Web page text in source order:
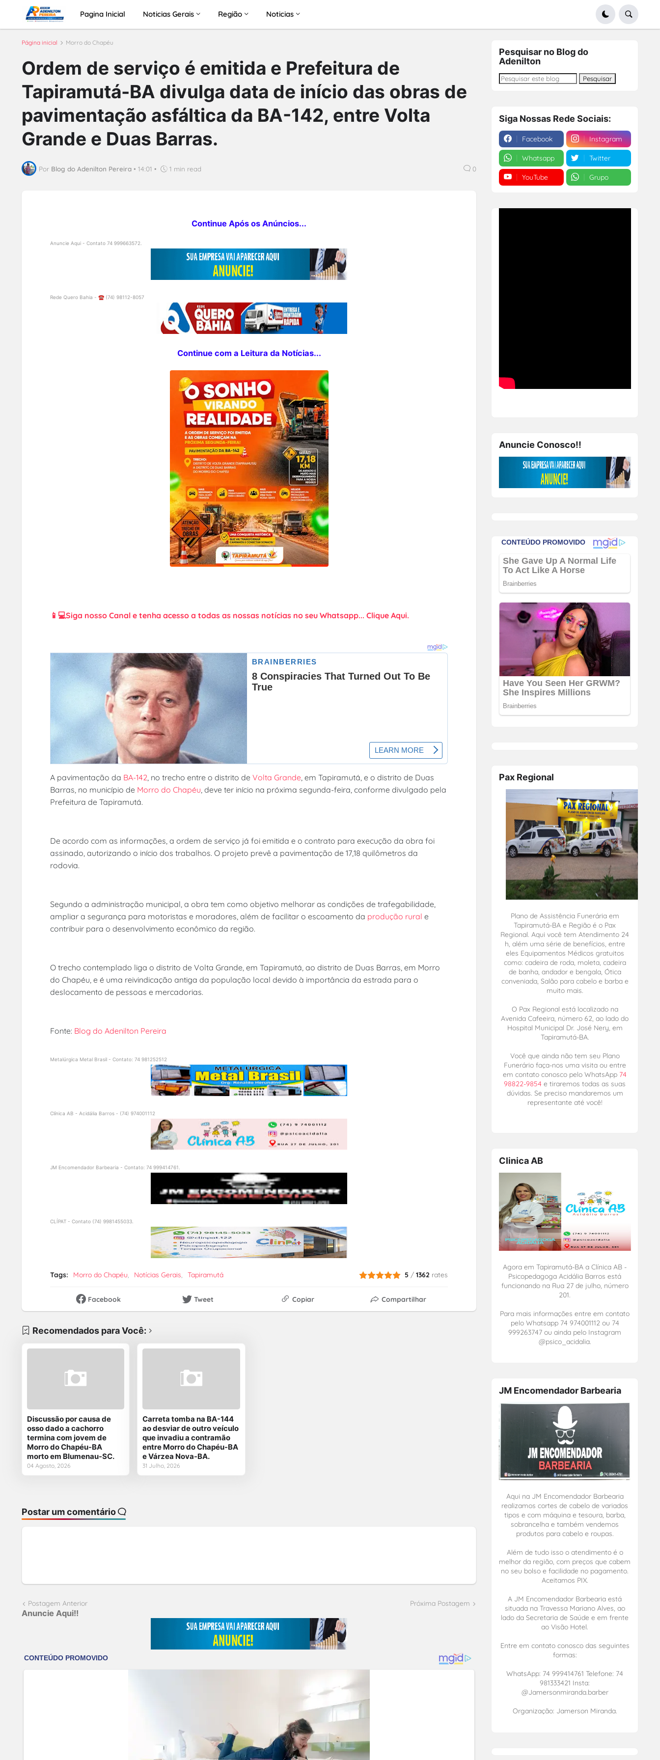
Pagina Inicial Noticias Gerais Região Noticias
Página inicial Morro do Chapéu
Ordem de serviço é emitida e Prefeitura de
Tapiramutá-BA divulga data de início das obras de
pavimentação asfáltica da BA-142, entre Volta
Grande e Duas Barras.
Por Blog do Adenilton Pereira • 14:01 • 1 min read 0
Continue Após os Anúncios...
Anuncie Aqui - Contato 74 999663572.
Rede Quero Bahia - ☎️ (74) 98112-8057
Continue com a Leitura da Notícias...
📱💻Siga nosso Canal e tenha acesso a todas as nossas notícias no seu Whatsapp... Clique Aqui.
A pavimentação da BA-142 , no trecho entre o distrito de Volta Grande , em Tapiramutá, e o distrito de Duas
Barras, no município de Morro do Chapéu , deve ter início na próxima segunda-feira, conforme divulgado pela
Prefeitura de Tapiramutá.
De acordo com as informações, a ordem de serviço já foi emitida e o contrato para execução da obra foi
assinado, autorizando o início dos trabalhos. O projeto prevê a pavimentação de 17,18 quilômetros da
rodovia.
Segundo a administração municipal, a obra tem como objetivo melhorar as condições de trafegabilidade,
ampliar a segurança para motoristas e moradores, além de facilitar o escoamento da produção rural e
contribuir para o desenvolvimento econômico da região.
O trecho contemplado liga o distrito de Volta Grande, em Tapiramutá, ao distrito de Duas Barras, em Morro
do Chapéu, e é uma reivindicação antiga da população local devido à importância da estrada para o
deslocamento de pessoas e mercadorias.
Fonte: Blog do Adenilton Pereira
Metalúrgica Metal Brasil - Contato: 74 981252512
Clínica AB - Acidália Barros - (74) 974001112
JM Encomendador Barbearia - Contato: 74 999414761.
CLÍPAT - Contato (74) 9981455033.
Tags: Morro do Chapéu Notícias Gerais Tapiramutá 5 /1362 rates
Facebook Tweet Copiar Compartilhar
Recomendados para Você:
Discussão por causa de
osso dado a cachorro
termina com jovem de
Morro do Chapéu-BA
morto em Blumenau-SC.
04 Agosto, 2026
Carreta tomba na BA-144
ao desviar de outro veículo
que invadiu a contramão
entre Morro do Chapéu-BA
e Várzea Nova-BA.
31 Julho, 2026
Postar um comentário
Postagem Anterior Próxima Postagem
Anuncie Aqui!!
Pesquisar no Blog do
Adenilton
Siga Nossas Rede Sociais:
Facebook Instagram
Whatsapp Twitter
YouTube Grupo
Anuncie Conosco!!
Pax Regional
Plano de Assistência Funerária em
Tapiramutá-BA e Região é o Pax
Regional. Aqui você tem Atendimento 24
h, além uma série de benefícios, entre
eles Equipamentos Médicos gratuitos
como: cadeira de roda, moleta, cadeira
de banha, andador e bengala, Ótica
conveniada, Salão para cabelo e barba e
muito mais.
O Pax Regional está localizado na
Avenida Cafeeira, número 62, ao lado do
Hospital Municipal Dr. José Nery, em
Tapiramutá-BA.
Você que ainda não tem seu Plano
Funerário faça-nos uma visita ou entre
em contato conosco pelo WhatsApp 74
98822-9854 e tiraremos todas as suas
dúvidas. Se preciso mandaremos um
representante até você!
Clinica AB
Agora em Tapiramutá-BA a Clínica AB -
Psicopedagoga Acidália Barros está
funcionando na Rua 27 de julho, número
201.
Para mais informações entre em contato
pelo Whatsapp 74 974001112 ou 74
999263747 ou ainda pelo Instagram
@psico_acidalia.
JM Encomendador Barbearia
Aqui na JM Encomendador Barbearia
realizamos cortes de cabelo de variados
tipos e com máquina e tesoura, barba,
sobrancelha e também vendemos
produtos para cabelo e roupas.
Além de tudo isso o atendimento é o
melhor da região, com preços que cabem
no seu bolso e facilidade no pagamento.
Aceitamos PIX.
A JM Encomendador Barbearia está
situada na Travessa Mariano Alves, ao
lado da Secretaria de Saúde e em frente
ao Visão Hotel.
Entre em contato conosco das seguintes
formas:
WhatsApp: 74 999414761 Telefone: 74
981333421 Insta:
@Jamersonmiranda.barber
Organização: Jamerson Miranda.